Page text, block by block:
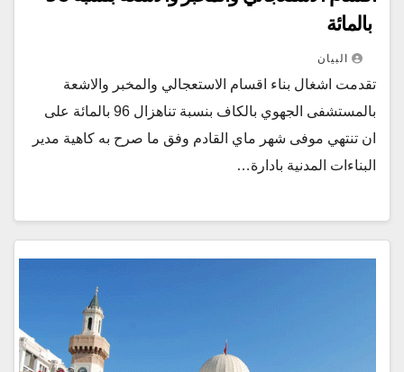
بالمائة
البيان
تقدمت اشغال بناء اقسام الاستعجالي والمخبر والاشعة
بالمستشفى الجهوي بالكاف بنسبة تناهزال 96 بالمائة على
ان تنتهي موفى شهر ماي القادم وفق ما صرح به كاهية مدير
البناءات المدنية بادارة…